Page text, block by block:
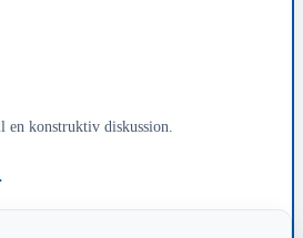
en konstruktiv diskussion.